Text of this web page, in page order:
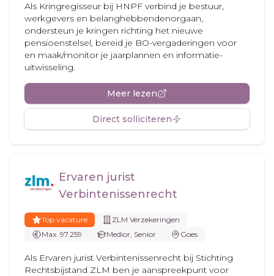
Als Kringregisseur bij HNPF verbind je bestuur,
werkgevers en belanghebbendenorgaan,
ondersteun je kringen richting het nieuwe
pensioenstelsel, bereid je BO-vergaderingen voor
en maak/monitor je jaarplannen en informatie-
uitwisseling.
Meer lezen
Direct solliciteren
Ervaren jurist
Verbintenissenrecht
Top vacature
ZLM Verzekeringen
Max. 97.259
Medior, Senior Goes
Als Ervaren jurist Verbintenissenrecht bij Stichting
Rechtsbijstand ZLM ben je aanspreekpunt voor